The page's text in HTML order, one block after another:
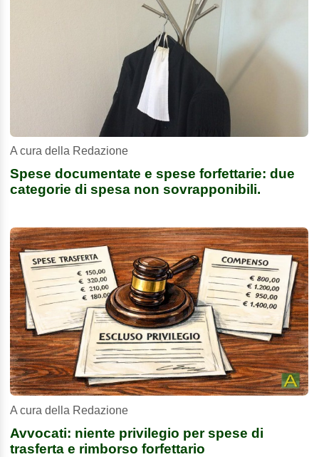
A cura della Redazione
Spese documentate e spese forfettarie: due
categorie di spesa non sovrapponibili.
A cura della Redazione
Avvocati: niente privilegio per spese di
trasferta e rimborso forfettario